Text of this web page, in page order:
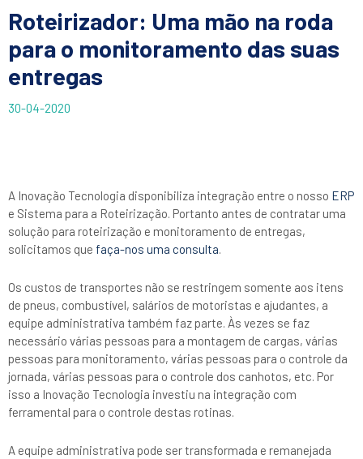
Roteirizador: Uma mão na roda
para o monitoramento das suas
entregas
30-04-2020
A Inovação Tecnologia disponibiliza integração entre o nosso ERP
e Sistema para a Roteirização. Portanto antes de contratar uma
solução para roteirização e monitoramento de entregas,
solicitamos que faça-nos uma consulta.
Os custos de transportes não se restringem somente aos itens
de pneus, combustível, salários de motoristas e ajudantes, a
equipe administrativa também faz parte. Às vezes se faz
necessário várias pessoas para a montagem de cargas, várias
pessoas para monitoramento, várias pessoas para o controle da
jornada, várias pessoas para o controle dos canhotos, etc. Por
isso a Inovação Tecnologia investiu na integração com
ferramental para o controle destas rotinas.
A equipe administrativa pode ser transformada e remanejada